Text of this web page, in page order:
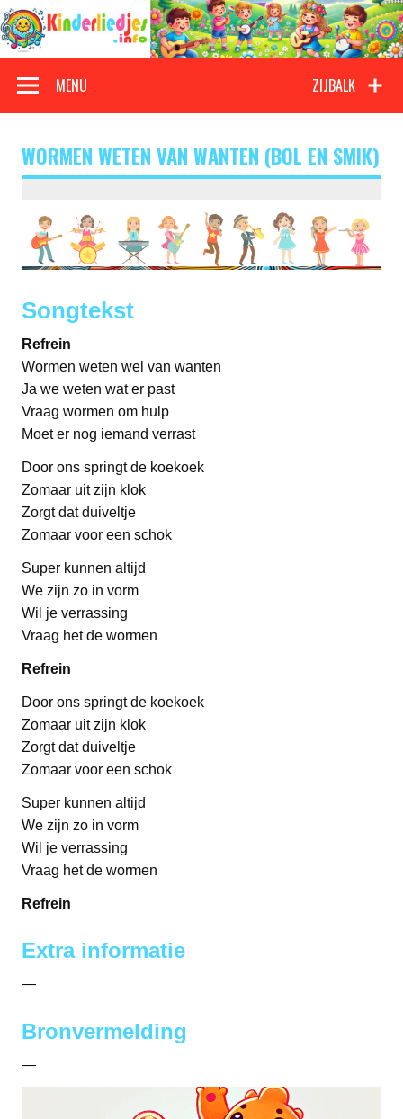
Doorgaan
naar
inhoud
Kinderliedjes
ZIJBALK
MENU
WORMEN WETEN VAN WANTEN (BOL EN SMIK)
Songtekst
Refrein
Wormen weten wel van wanten
Ja we weten wat er past
Vraag wormen om hulp
Moet er nog iemand verrast
Door ons springt de koekoek
Zomaar uit zijn klok
Zorgt dat duiveltje
Zomaar voor een schok
Super kunnen altijd
We zijn zo in vorm
Wil je verrassing
Vraag het de wormen
Refrein
Door ons springt de koekoek
Zomaar uit zijn klok
Zorgt dat duiveltje
Zomaar voor een schok
Super kunnen altijd
We zijn zo in vorm
Wil je verrassing
Vraag het de wormen
Refrein
Extra informatie
—
Bronvermelding
—